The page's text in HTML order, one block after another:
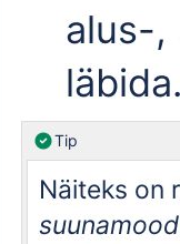
alus-,
Tip
Näiteks on